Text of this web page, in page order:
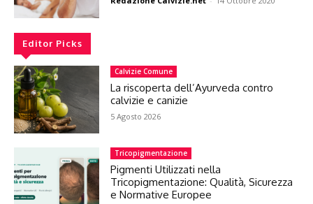
Editor Picks
Calvizie Comune
La riscoperta dell’Ayurveda contro
calvizie e canizie
5 Agosto 2026
Tricopigmentazione
Pigmenti Utilizzati nella
Tricopigmentazione: Qualità, Sicurezza
e Normative Europee